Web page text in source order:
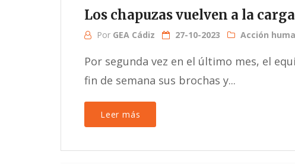
Los chapuzas vuelven a la
Por GEA Cádiz 27-10-2023 Acción
Por segunda vez en el último mes, el
fin de semana sus brochas y...
Leer más